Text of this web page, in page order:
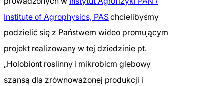
Institute of Agrophysics, PAS chcielibyśmy
podzielić się z Państwem wideo promującym
projekt realizowany w tej dziedzinie pt.
„Holobiont roslinny i mikrobiom glebowy
szansą dla zrównoważonej produkcji i